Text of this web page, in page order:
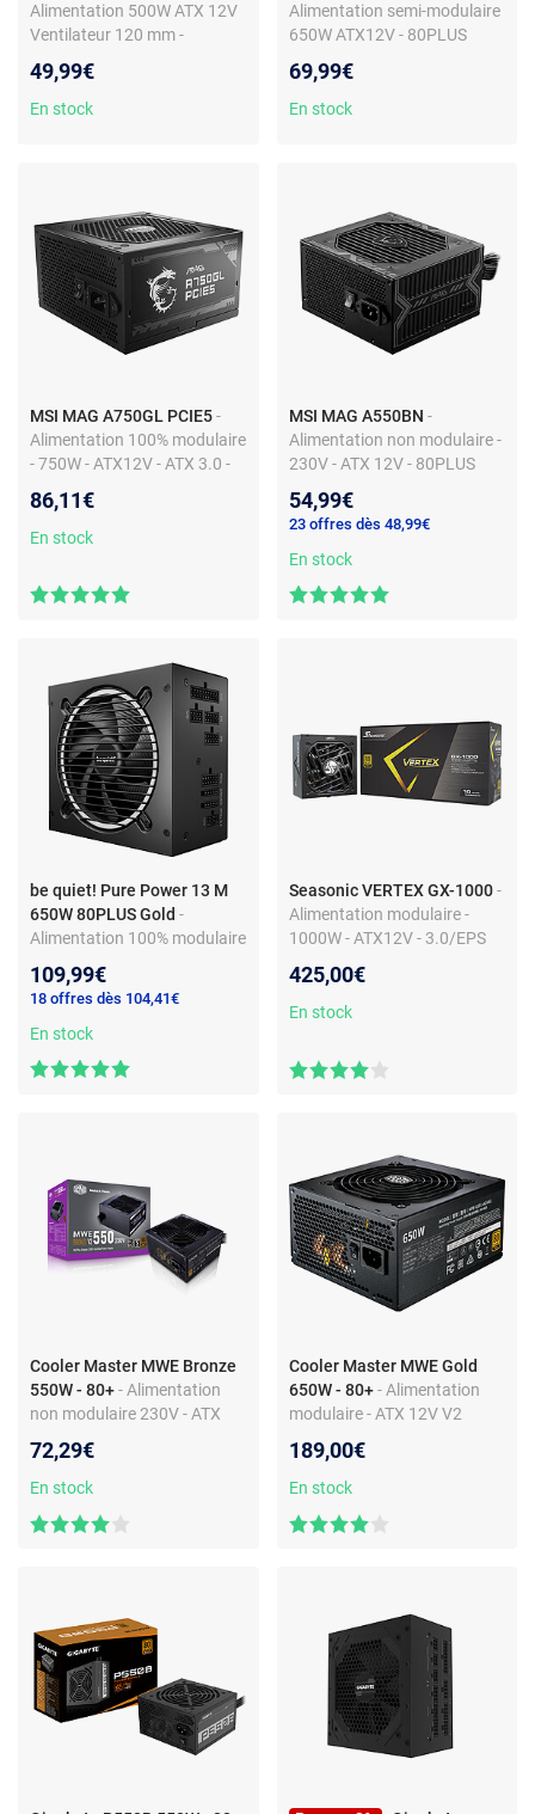
Alimentation 500W ATX 12V
Ventilateur 120 mm -
49,99€
En stock
Alimentation semi-modulaire
650W ATX12V - 80PLUS
69,99€
En stock
MSI MAG A750GL PCIE5-
Alimentation 100% modulaire
- 750W - ATX12V - ATX 3.0 -
86,11€
En stock
MSI MAG A550BN -
Alimentation non modulaire -
230V - ATX 12V - 80PLUS
54,99€
23 offres dès 48,99€
En stock
be quiet! Pure Power 13 M
650W 80PLUS Gold -
Alimentation 100% modulaire
80PLUS Gold
109,99€
18 offres dès 104,41€
En stock
Seasonic VERTEX GX-1000 -
Alimentation modulaire -
1000W - ATX12V - 3.0/EPS
Constructeur 12 ans
425,00€
En stock
Cooler Master MWE Bronze
550W - 80+- Alimentation
non modulaire 230V - ATX
72,29€
En stock
Cooler Master MWE Gold
650W - 80+ - Alimentation
modulaire - ATX 12V V2
189,00€
En stock